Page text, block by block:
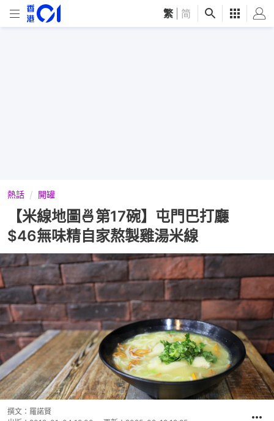
繁 简
熱話 開罐
【米線地圖🍜第17碗】屯門巴打廳
$46無味精自家熬製雞湯米線
撰文： 羅諾賢